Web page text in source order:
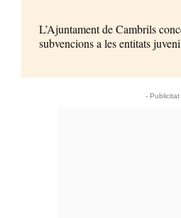
L’Ajuntament de Cambrils
subvencions a les entitats
- Publicitat